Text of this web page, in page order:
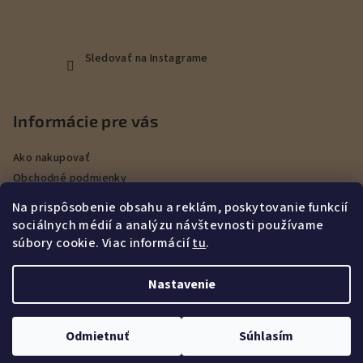
Na prispôsobenie obsahu a reklám, poskytovanie funkcií
sociálnych médií a analýzu návštevnosti používame
súbory cookie. Viac informáciítu.
Nastavenie
Odmietnuť Súhlasím
Sledovať na Instagrame
Informácie pre vás
Ako nakupovať
Obchodné podmienky
Podmienky ochrany osobných údajov
Veľkoobchod
Kontakty
Upraviť nastavenie cookies
Vytvoril Shoptet